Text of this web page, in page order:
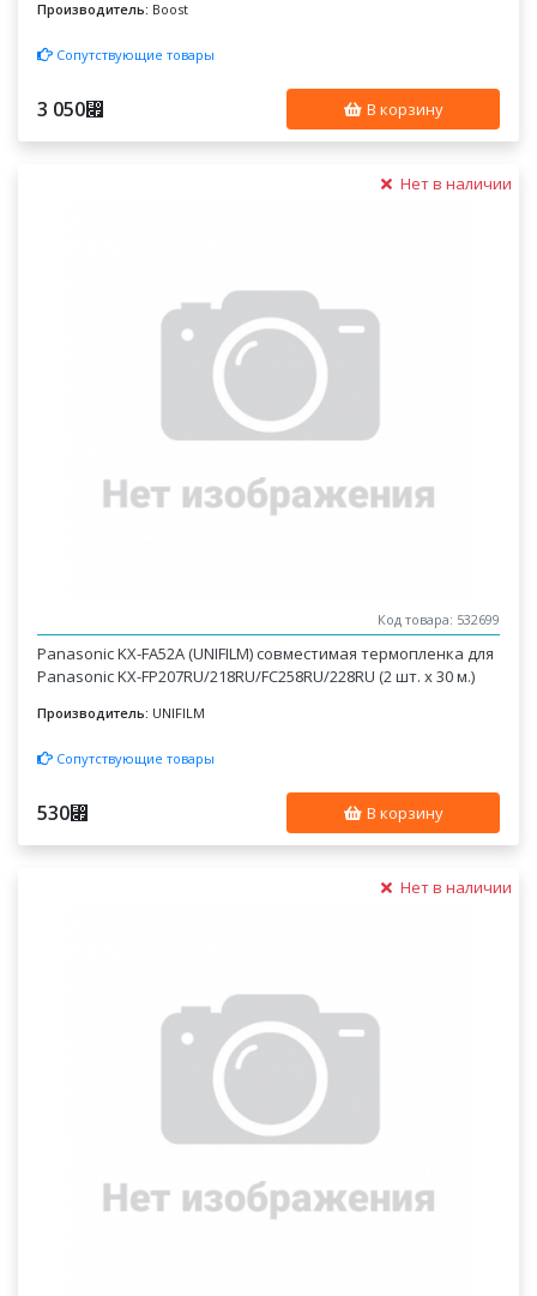
Производитель: Boost
Сопутствующие товары
3 050⃏ В корзину
Нет в наличии
Код товара: 532699
Panasonic KX-FA52A (UNIFILM) совместимая термопленка для
Panasonic KX-FP207RU/218RU/FC258RU/228RU (2 шт. x 30 м.)
Производитель: UNIFILM
Сопутствующие товары
530⃏ В корзину
Нет в наличии